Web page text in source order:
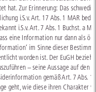
hat. Zur Erinnerung: Das
i.S.v. Art. 17 Abs. 1 MAR
i.S.v. Art. 7 Abs. 1 Buchst. a
eine Information nur dann als
im Sinne dieser
worden ist. Der EuGH
– seine Aussage auf den
gemäß Art. 7 Abs. 1
geht, wie diese ihren Charakter